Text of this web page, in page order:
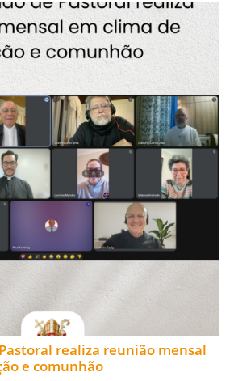
realiza reunião mensal
e comunhão